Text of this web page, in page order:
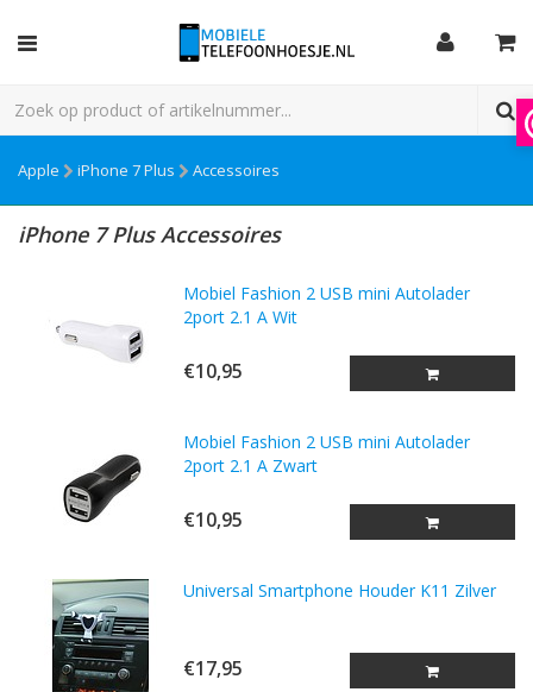
Apple iPhone 7 Plus Accessoires
iPhone 7 Plus Accessoires
Mobiel Fashion 2 USB mini Autolader
2port 2.1 A Wit
€10,95
Mobiel Fashion 2 USB mini Autolader
2port 2.1 A Zwart
€10,95
Universal Smartphone Houder K11 Zilver
€17,95